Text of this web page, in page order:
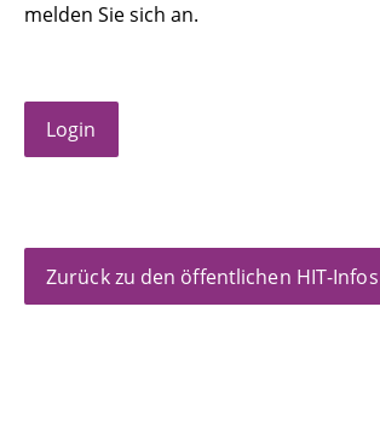
Code of Conduct
melden Sie sich an.
Login
Zurück zu den öffentlichen HIT-Infos